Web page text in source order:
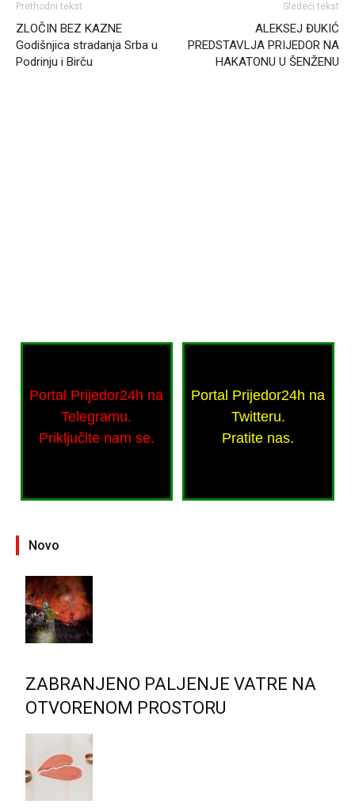
Prethodni tekst
ZLOČIN BEZ KAZNE
Godišnjica stradanja Srba u
Podrinju i Birču
Sledeći tekst
ALEKSEJ ĐUKIĆ
PREDSTAVLJA PRIJEDOR NA
HAKATONU U ŠENŽENU
Portal Prijedor24h na
Telegramu.
Priključite nam se.
Portal Prijedor24h na
Twitteru.
Pratite nas.
Novo
ZABRANJENO PALJENJE VATRE NA
OTVORENOM PROSTORU